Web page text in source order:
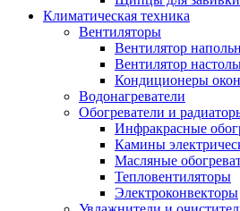
Климатическая техника
Вентиляторы
Вентилятор
Вентилятор
Кондиционеры
Водонагреватели
Обогреватели и
Инфракрасные
Камины
Масляные
Тепловентиляторы
Электроконвекторы